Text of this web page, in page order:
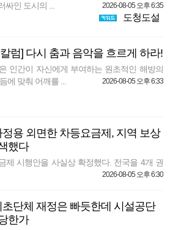
싸인 도시의 ...
2026-08-05 오후 6:35
도청도설
럼] 다시 춤과 음악을 흐르게 하라!
인간이 자신에게 부여하는 원초적인 해방의
에 맞춰 어깨를 ...
2026-08-05 오후 6:33
정용 외면한 차등요금제, 지역 보상
했다
제 시행안을 사실상 확정했다. 전국을 4개 권
2026-08-05 오후 6:30
초단체 재정은 빠듯한데 시설공단
한가